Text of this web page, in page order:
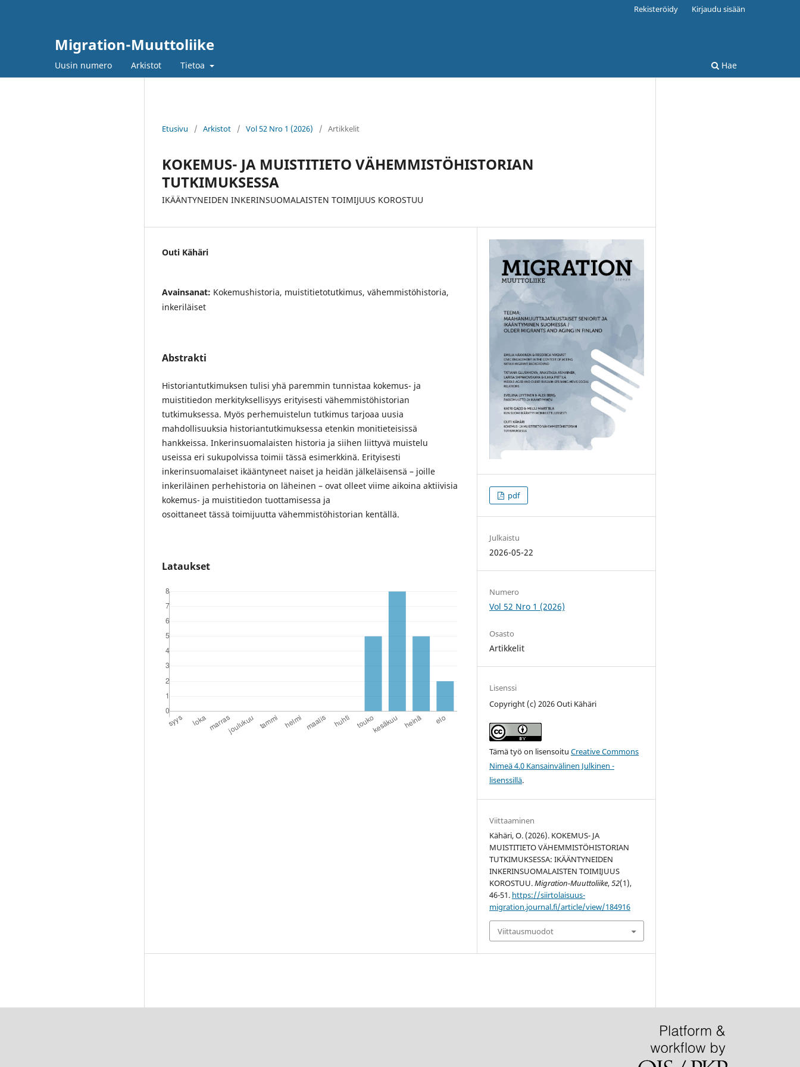
Migration-Muuttoliike
Uusin numero Arkistot Tietoa Hae
Rekisteröidy Kirjaudu sisään
Etusivu / Arkistot / Vol 52 Nro 1 (2026) / Artikkelit
KOKEMUS- JA MUISTITIETO VÄHEMMISTÖHISTORIAN
TUTKIMUKSESSA
IKÄÄNTYNEIDEN INKERINSUOMALAISTEN TOIMIJUUS KOROSTUU
Outi Kähäri
Avainsanat: Kokemushistoria, muistitietotutkimus, vähemmistöhistoria,
inkeriläiset
Abstrakti
Historiantutkimuksen tulisi yhä paremmin tunnistaa kokemus- ja
muistitiedon merkityksellisyys erityisesti vähemmistöhistorian
tutkimuksessa. Myös perhemuistelun tutkimus tarjoaa uusia
mahdollisuuksia historiantutkimuksessa etenkin monitieteisissä
hankkeissa. Inkerinsuomalaisten historia ja siihen liittyvä muistelu
useissa eri sukupolvissa toimii tässä esimerkkinä. Erityisesti
inkerinsuomalaiset ikääntyneet naiset ja heidän jälkeläisensä – joille
inkeriläinen perhehistoria on läheinen – ovat olleet viime aikoina aktiivisia
kokemus- ja muistitiedon tuottamisessa ja
osoittaneet tässä toimijuutta vähemmistöhistorian kentällä.
Lataukset
pdf
Julkaistu
2026-05-22
Numero
Vol 52 Nro 1 (2026)
Osasto
Artikkelit
Lisenssi
Copyright (c) 2026 Outi Kähäri
Tämä työ on lisensoituCreative Commons
Nimeä 4.0 Kansainvälinen Julkinen -
lisenssillä.
Viittaaminen
Kähäri, O. (2026). KOKEMUS- JA
MUISTITIETO VÄHEMMISTÖHISTORIAN
TUTKIMUKSESSA: IKÄÄNTYNEIDEN
INKERINSUOMALAISTEN TOIMIJUUS
KOROSTUU.Migration-Muuttoliike,52(1),
46-51. https://siirtolaisuus-
migration.journal.fi/article/view/184916
Viittausmuodot